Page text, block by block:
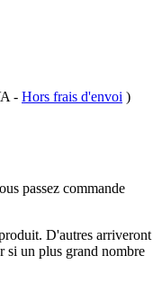
- Hors frais d'envoi )
passez commande
D'autres arriveront
si un plus grand nombre